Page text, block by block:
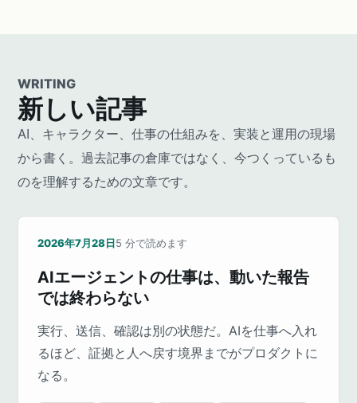
WRITING
新しい記事
AI、キャラクター、仕事の仕組みを、実装と運用の現場
から書く。過去記事の倉庫ではなく、今つくっているも
のを理解するための文章です。
2026年7月28日5 分で読めます
AIエージェントの仕事は、動いた報告
では終わらない
実行、送信、確認は別の状態だ。AIを仕事へ入れ
るほど、証拠と人へ戻す境界までがプロダクトに
なる。